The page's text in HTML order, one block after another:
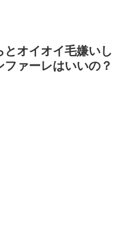
とオイオイ毛嫌いし
ァーレはいいの？